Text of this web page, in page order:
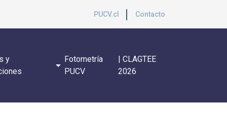
PUCV.cl Contacto
y
arrow_drop_down
Fotometría
PUCV
| CLAGTEE
2026